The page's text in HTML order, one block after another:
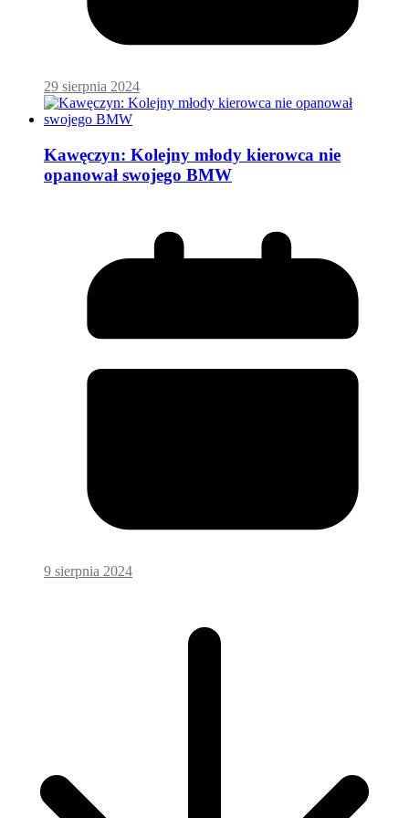
29 sierpnia 2024
Kawęczyn: Kolejny młody kierowca nie
opanował swojego BMW
9 sierpnia 2024